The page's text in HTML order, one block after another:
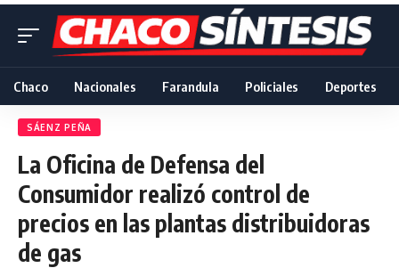
Chaco Nacionales Farandula Policiales Deportes
SÁENZ PEÑA
La Oficina de Defensa del
Consumidor realizó control de
precios en las plantas distribuidoras
de gas